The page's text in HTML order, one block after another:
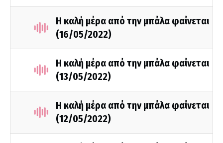
Η καλή μέρα από την μπάλα φαίνεται
(16/05/2022)
Η καλή μέρα από την μπάλα φαίνεται
(13/05/2022)
Η καλή μέρα από την μπάλα φαίνεται
(12/05/2022)